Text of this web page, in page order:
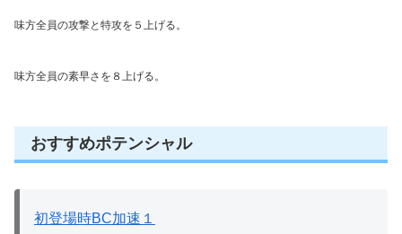
味方全員の攻撃と特攻を５上げる。
味方全員の素早さを８上げる。
おすすめポテンシャル
初登場時BC加速１